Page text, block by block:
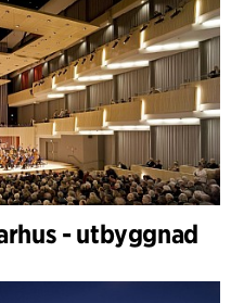
- utbyggnad